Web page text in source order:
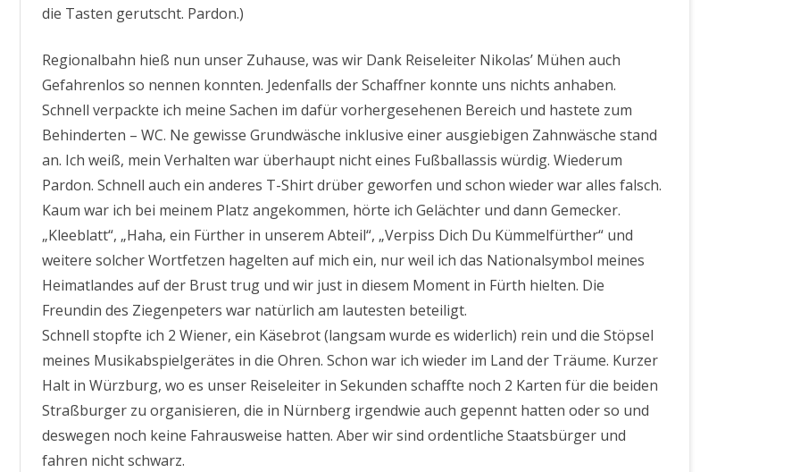
die Tasten gerutscht. Pardon.)
Regionalbahn hieß nun unser Zuhause, was wir Dank Reiseleiter Nikolas’ Mühen auch
Gefahrenlos so nennen konnten. Jedenfalls der Schaffner konnte uns nichts anhaben.
Schnell verpackte ich meine Sachen im dafür vorhergesehenen Bereich und hastete zum
Behinderten – WC. Ne gewisse Grundwäsche inklusive einer ausgiebigen Zahnwäsche stand
an. Ich weiß, mein Verhalten war überhaupt nicht eines Fußballassis würdig. Wiederum
Pardon. Schnell auch ein anderes T-Shirt drüber geworfen und schon wieder war alles falsch.
Kaum war ich bei meinem Platz angekommen, hörte ich Gelächter und dann Gemecker.
„Kleeblatt“, „Haha, ein Fürther in unserem Abteil“, „Verpiss Dich Du Kümmelfürther“ und
weitere solcher Wortfetzen hagelten auf mich ein, nur weil ich das Nationalsymbol meines
Heimatlandes auf der Brust trug und wir just in diesem Moment in Fürth hielten. Die
Freundin des Ziegenpeters war natürlich am lautesten beteiligt.
Schnell stopfte ich 2 Wiener, ein Käsebrot (langsam wurde es widerlich) rein und die Stöpsel
meines Musikabspielgerätes in die Ohren. Schon war ich wieder im Land der Träume. Kurzer
Halt in Würzburg, wo es unser Reiseleiter in Sekunden schaffte noch 2 Karten für die beiden
Straßburger zu organisieren, die in Nürnberg irgendwie auch gepennt hatten oder so und
deswegen noch keine Fahrausweise hatten. Aber wir sind ordentliche Staatsbürger und
fahren nicht schwarz.